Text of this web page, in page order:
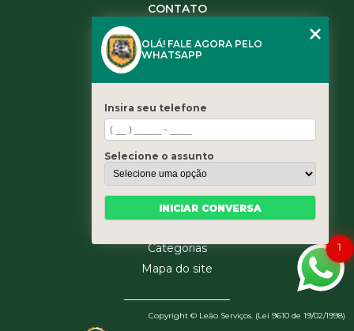
CONTATO
(11) 3461-5871
contato@leaoservicos.com.br
Home
Quem somos
Serviços
Blog
Categorias
Mapa do site
Copyright © Leão Serviços. (Lei 9610 de 19/02/1998)
1
OLÁ! FALE AGORA PELO
WHATSAPP
Insira seu telefone
Selecione o assunto
INICIAR CONVERSA